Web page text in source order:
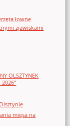
łowne
zjawiskami
OLSZTYNEK
2026”
mięsa na